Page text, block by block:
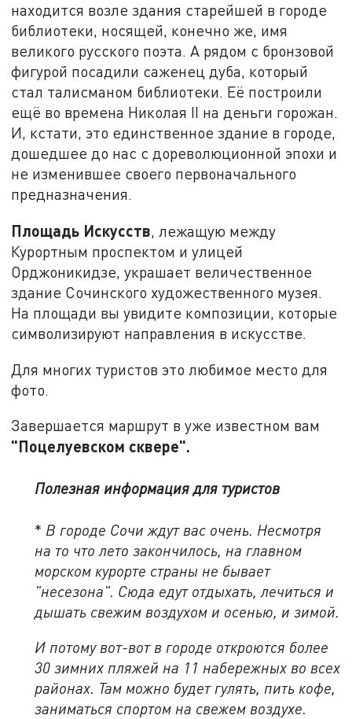
находится возле здания старейшей в городе
библиотеки, носящей, конечно же, имя
великого русского поэта. А рядом с бронзовой
фигурой посадили саженец дуба, который
стал талисманом библиотеки. Её построили
ещё во времена Николая II на деньги горожан.
И, кстати, это единственное здание в городе,
дошедшее до нас с дореволюционной эпохи и
не изменившее своего первоначального
предназначения.
Площадь Искусств, лежащую между
Курортным проспектом и улицей
Орджоникидзе, украшает величественное
здание Сочинского художественного музея.
На площади вы увидите композиции, которые
символизируют направления в искусстве.
Для многих туристов это любимое место для
фото.
Завершается маршрут в уже известном вам
"Поцелуевском сквере".
Полезная информация для туристов
* В городе Сочи ждут вас очень. Несмотря
на то что лето закончилось, на главном
морском курорте страны не бывает
"несезона". Сюда едут отдыхать, лечиться и
дышать свежим воздухом и осенью, и зимой.
И потому вот-вот в городе откроются более
30 зимних пляжей на 11 набережных во всех
районах. Там можно будет гулять, пить кофе,
заниматься спортом на свежем воздухе.